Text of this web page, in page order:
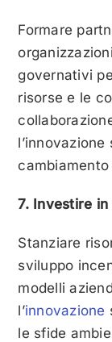
Formare
governativi
risorse e le
7. Investire
Stanziare
sviluppo
modelli
l’innovazione
le sfide